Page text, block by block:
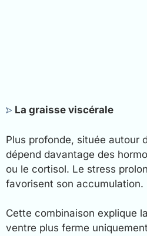
La graisse viscérale
Plus profonde, située autour
dépend davantage des
ou le cortisol. Le stress
favorisent son accumulation.
Cette combinaison explique
ventre plus ferme